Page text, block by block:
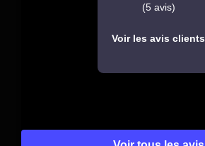
(5 avis)
Voir les avis clients